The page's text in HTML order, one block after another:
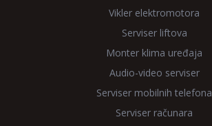
Vikler elektromotora
Serviser liftova
Monter klima uređaja
Audio-video serviser
Serviser mobilnih telefona
Serviser računara